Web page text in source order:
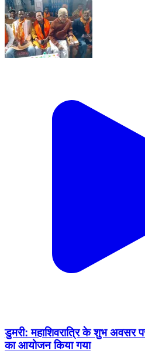
डुमरी: महाशिवरात्रि के शुभ अवसर
का आयोजन किया गया